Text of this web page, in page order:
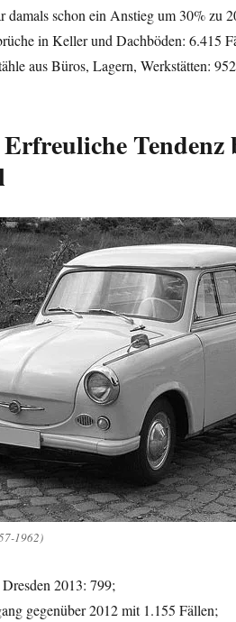
damals schon ein Anstieg um 30% zu
in Keller und Dachböden: 6.415
aus Büros, Lagern, Werkstätten: 952
Tendenz
1962)
2013: 799;
gegenüber 2012 mit 1.155 Fällen;